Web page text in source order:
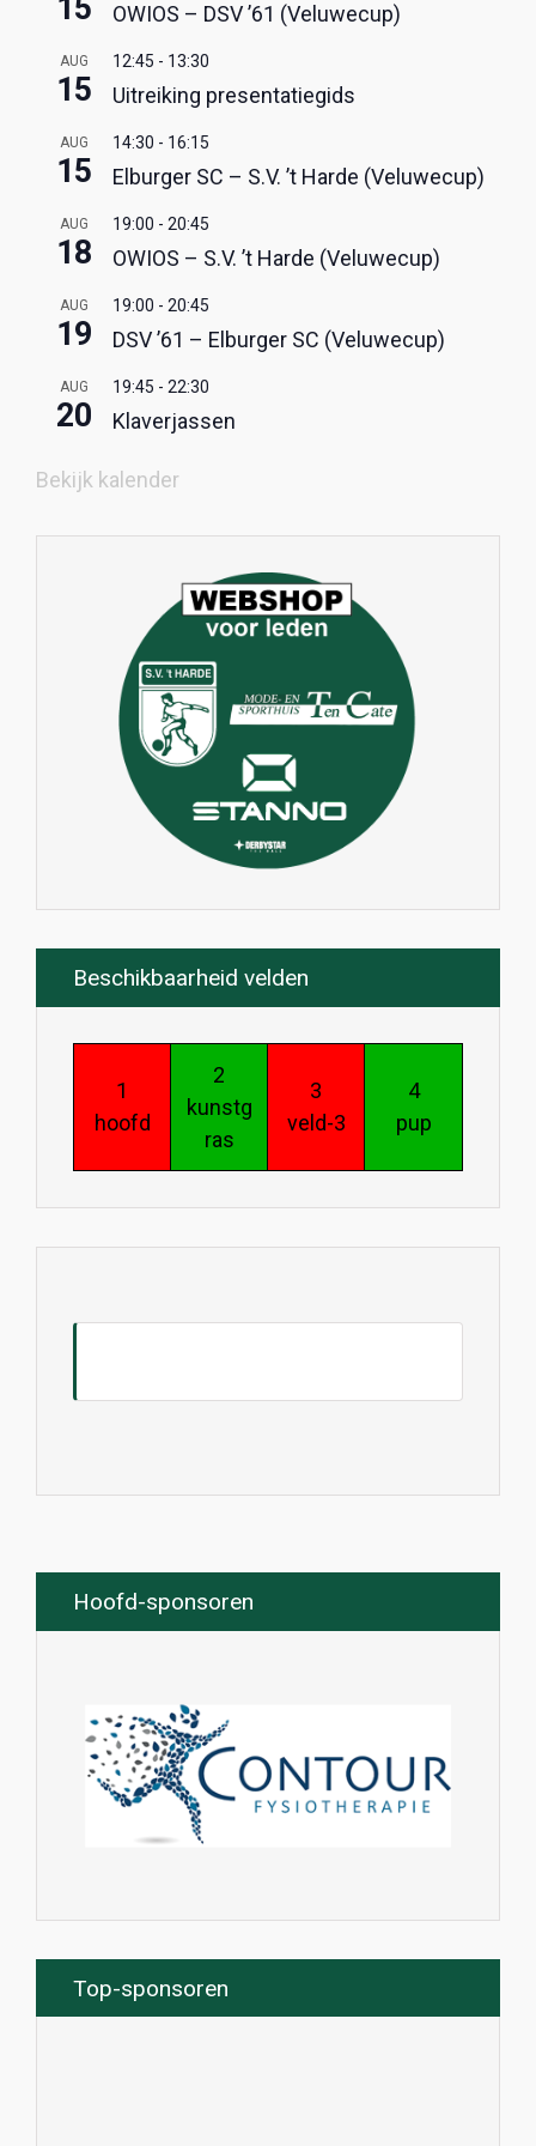
15 OWIOS – DSV ’61 (Veluwecup)
AUG
15
12:45 - 13:30
Uitreiking presentatiegids
AUG
15
14:30 - 16:15
Elburger SC – S.V. ’t Harde (Veluwecup)
AUG
18
19:00 - 20:45
OWIOS – S.V. ’t Harde (Veluwecup)
AUG
19
19:00 - 20:45
DSV ’61 – Elburger SC (Veluwecup)
AUG
20
19:45 - 22:30
Klaverjassen
Bekijk kalender
Beschikbaarheid velden
1
hoofd
2
kunstg
ras
3
veld-3
4
pup
Hoofd-sponsoren
Top-sponsoren